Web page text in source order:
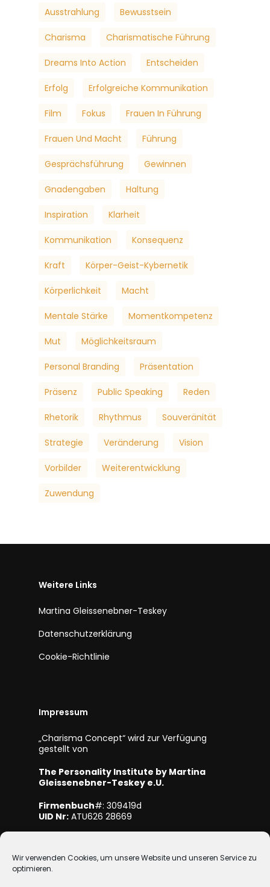
Wir verwenden Cookies, um unsere Website und unseren Service zu
optimieren.
Ausstrahlung Bewusstsein
Charisma Charismatische Führung
Dreams Into Action Entscheiden
Erfolg Erfolgreiche Kommunikation
Film Fokus Frauen In Führung
Frauen Und Macht Führung
Gesprächsführung Gewinnen
Gnadengaben Haltung
Inspiration Klarheit
Kommunikation Konsequenz
Kraft Körper-Geist-Kybernetik
Körperlichkeit Macht
Mentale Stärke Momentkompetenz
Mut Möglichkeitsraum
Personal Branding Präsentation
Präsenz Public Speaking Reden
Rhetorik Rhythmus Souveränität
Strategie Veränderung Vision
Vorbilder Weiterentwicklung
Zuwendung
Weitere Links
Martina Gleissenebner-Teskey
Datenschutzerklärung
Cookie-Richtlinie
Impressum
„Charisma Concept“ wird zur Verfügung
gestellt von
The Personality Institute by Martina
Gleissenebner-Teskey e.U.
Firmenbuch#: 309419d
UID Nr: ATU626 28669